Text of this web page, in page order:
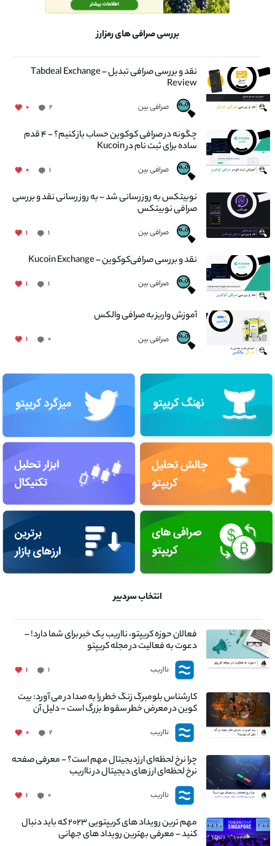
بررسی صرافی های رمزارز
نقد و بررسی صرافی تبدیل – Tabdeal Exchange
Review
صرافی بین ۲ ۰
چگونه در صرافی کوکوین حساب باز کنیم؟ - ۴ قدم
ساده برای ثبت نام در Kucoin
صرافی بین ۱ ۰
نوبیتکس به روزرسانی شد – به روز رسانی نقد و بررسی
صرافی نوبیتکس
صرافی بین ۱ ۱
نقد و بررسی صرافی‌کوکوین – Kucoin Exchange
صرافی بین ۱ ۱
آموزش واریز به صرافی والکس
صرافی بین ۰ ۱
انتخاب سردبیر
فعالان حوزه کریپتو، نااریب یک خبر برای شما دارد! –
دعوت به فعالیت در مجله کریپتو
نااریب ۱ ۱
کارشناس بلومبرگ زنگ خطر را به صدا در می آورد: بیت
کوین در معرض خطر سقوط بزرگ است - دلیل آن
چیست؟
نااریب ۲ ۰
چرا نرخ لحظه‌ای ارزدیجیتال مهم است؟ - معرفی صفحه
نرخ لحظه‌ای ارز های دیجیتال در نااریب
نااریب ۰ ۱
مهم ترین رویداد های کریپتویی ۲۰۲۳ که باید دنبال
کنید – معرفی بهترین رویداد های جهانی